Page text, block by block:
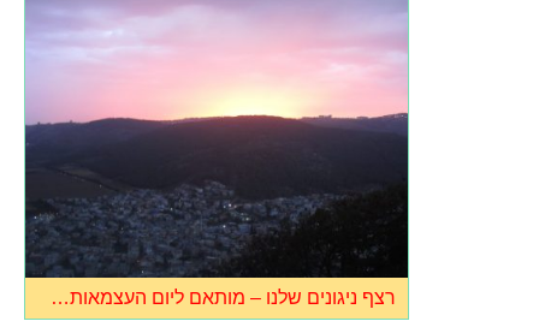
רצף ניגונים שלנו – מותאם ליום העצמאות…